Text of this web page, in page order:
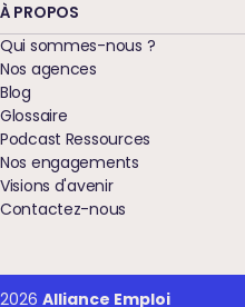
pour garantir
optimiser ses
et améliorer votre expérience. Pour
et/ou pour modifier vos
bouton "Je choisis".
pied de page.
À PROPOS
Qui sommes-nous ?
Nos agences
Blog
Glossaire
Podcast Ressources
Nos engagements
Visions d'avenir
Contactez-nous
2026 Alliance Emploi